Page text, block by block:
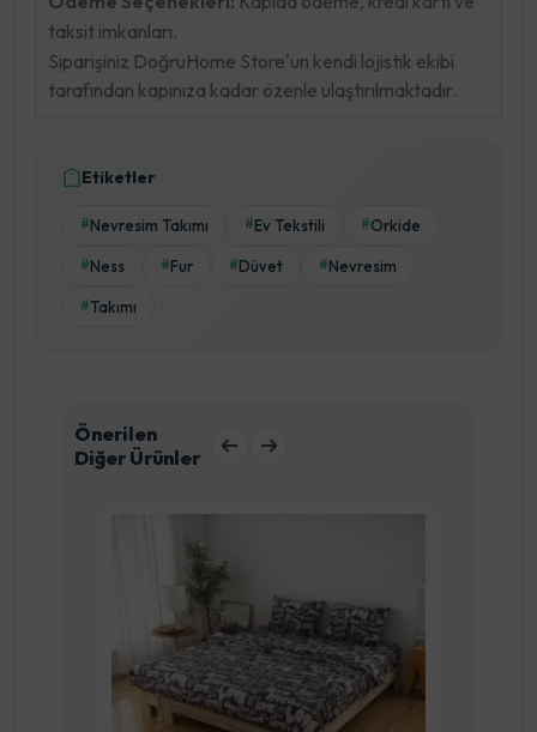
taksit imkanları.
Siparişiniz DoğruHome Store'un kendi lojistik ekibi
tarafından kapınıza kadar özenle ulaştırılmaktadır.
Etiketler
#Nevresim Takımı #Ev Tekstili #Orkide
#Ness #Fur #Düvet #Nevresim
#Takımı
Önerilen
Diğer Ürünler